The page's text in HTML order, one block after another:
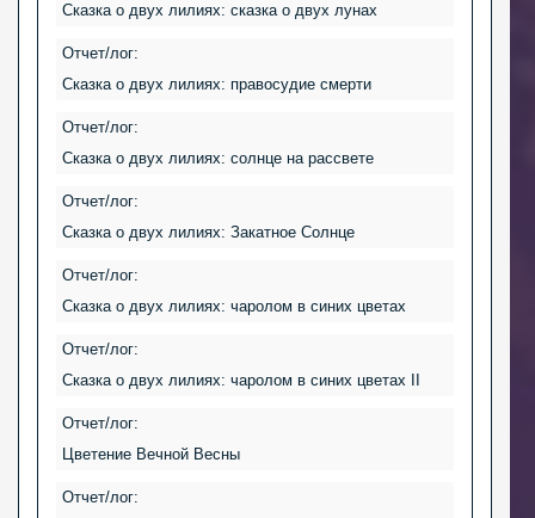
Сказка о двух лилиях: сказка о двух лунах
Отчет/лог:
Сказка о двух лилиях: правосудие смерти
Отчет/лог:
Сказка о двух лилиях: солнце на рассвете
Отчет/лог:
Сказка о двух лилиях: Закатное Солнце
Отчет/лог:
Сказка о двух лилиях: чаролом в синих цветах
Отчет/лог:
Сказка о двух лилиях: чаролом в синих цветах II
Отчет/лог:
Цветение Вечной Весны
Отчет/лог: